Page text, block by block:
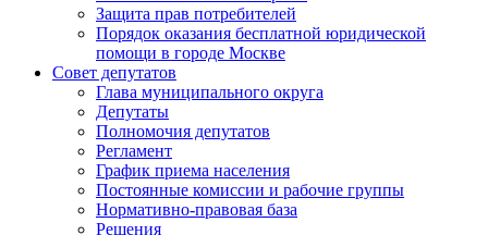
Защита прав потребителей
Порядок оказания бесплатной юридической
помощи в городе Москве
Совет депутатов
Глава муниципального округа
Депутаты
Полномочия депутатов
Регламент
График приема населения
Постоянные комиссии и рабочие группы
Нормативно-правовая база
Решения